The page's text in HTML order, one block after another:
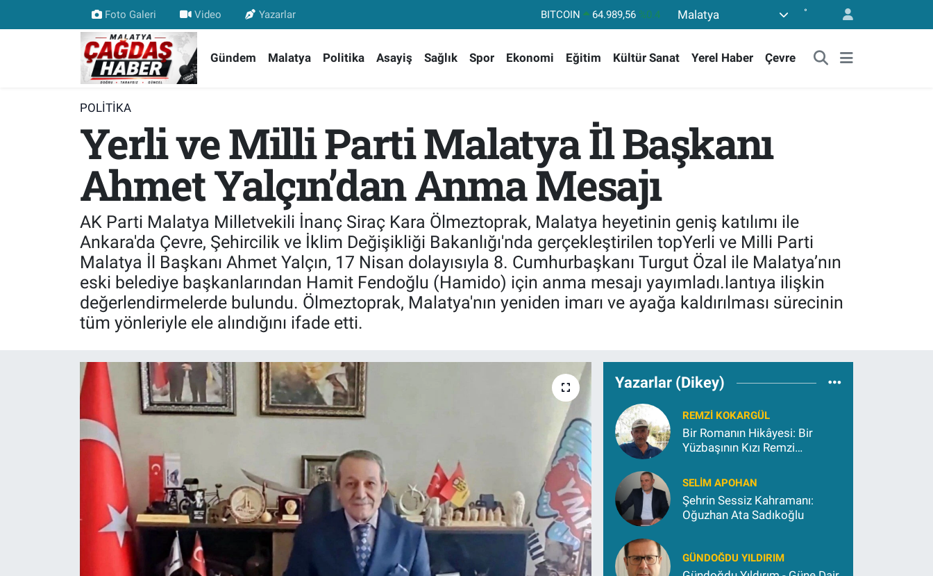
Foto Galeri Video Yazarlar DOLAR 47,7239 %0.01
STERLİN
64,4329 %-0.02
BITCOIN
64.989,56 %0.4
Malatya °
Gündem Malatya Politika Asayiş Sağlık Spor Ekonomi Eğitim Kültür Sanat Yerel Haber Çevre
POLITIKA
Yerli ve Milli Parti Malatya İl Başkanı
Ahmet Yalçın’dan Anma Mesajı
AK Parti Malatya Milletvekili İnanç Siraç Kara Ölmeztoprak, Malatya heyetinin geniş katılımı ile
Ankara'da Çevre, Şehircilik ve İklim Değişikliği Bakanlığı'nda gerçekleştirilen topYerli ve Milli Parti
Malatya İl Başkanı Ahmet Yalçın, 17 Nisan dolayısıyla 8. Cumhurbaşkanı Turgut Özal ile Malatya’nın
eski belediye başkanlarından Hamit Fendoğlu (Hamido) için anma mesajı yayımladı.lantıya ilişkin
değerlendirmelerde bulundu. Ölmeztoprak, Malatya'nın yeniden imarı ve ayağa kaldırılması sürecinin
tüm yönleriyle ele alındığını ifade etti.
Yazarlar (Dikey)
REMZI KOKARGÜL
Bir Romanın Hikâyesi: Bir
Yüzbaşının Kızı Remzi
SELIM APOHAN
Şehrin Sessiz Kahramanı:
Oğuzhan Ata Sadıkoğlu
GÜNDOĞDU YILDIRIM
Nöbetçi Eczaneler
Hava Durumu
Malatya Namaz Vakitleri
Trafik Durumu
Süper Lig Puan Durumu ve Fikstür
Tüm Manşetler
Son Dakika Haberleri
Haber Arşivi